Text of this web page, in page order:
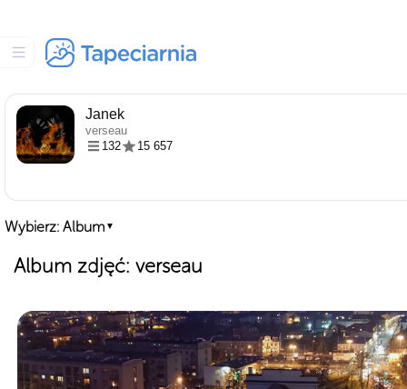
Janek
verseau
132
15 657
Wybierz: Album ▼
Album zdjęć: verseau